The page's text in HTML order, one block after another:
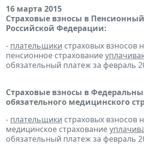
16 марта 2015
Страховые взносы в
Российской Федерации:
- плательщики страховых взносов
пенсионное страхование
обязательный платеж за февраль
Страховые взносы в
обязательного медицинского
- плательщики страховых взносов
медицинское страхование
обязательный платеж за февраль